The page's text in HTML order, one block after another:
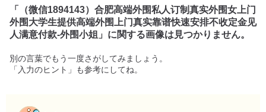
よ
う
「
（微信1894143）合肥高端外围私人订制真实外围女上门
外围大学生提供高端外围上门真实靠谱快速安排不收定金见
人满意付款-外围小姐 」に関する画像は見つかりません。
別の言葉でもう一度さがしてみましょう。
「入力のヒント」も参考にしてね。